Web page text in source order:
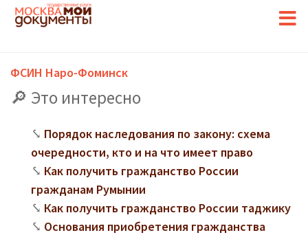
ФСИН Наро-Фоминск
Это интересно
Порядок наследования по закону: схема
очередности, кто и на что имеет право
Как получить гражданство России
гражданам Румынии
Как получить гражданство России таджику
Основания приобретения гражданства